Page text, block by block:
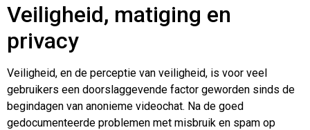
Veiligheid, matiging en
privacy
Veiligheid, en de perceptie van veiligheid, is voor veel
gebruikers een doorslaggevende factor geworden sinds de
begindagen van anonieme videochat. Na de goed
gedocumenteerde problemen met misbruik en spam op